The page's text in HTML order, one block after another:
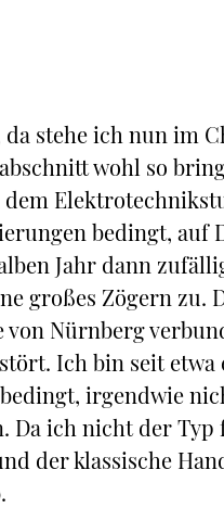
stehe ich nun im
wohl so
bedingt, auf
Jahr dann
großes Zögern zu.
Nürnberg
Ich bin seit etwa
irgendwie
Da ich nicht der
der klassische